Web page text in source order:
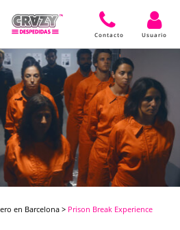
Contacto Usuario
en Barcelona > Prison Break Experience